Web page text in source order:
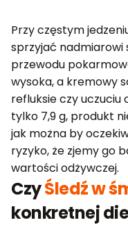
Przy częstym
sprzyjać nadmiarowi
przewodu
wysoka, a kremowy
refluksie czy uczuciu
tylko 7,9 g, produkt
jak można by
ryzyko, że zjemy go
wartości odżywczej.
CzyŚledź w
konkretnej